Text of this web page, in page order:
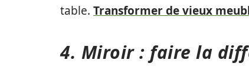
table. Transformer de vieux
4. Miroir : faire la